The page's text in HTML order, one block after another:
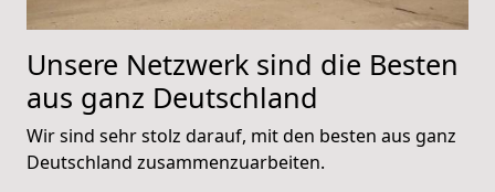
Unsere Netzwerk sind die Besten
aus ganz Deutschland
Wir sind sehr stolz darauf, mit den besten aus ganz
Deutschland zusammenzuarbeiten.